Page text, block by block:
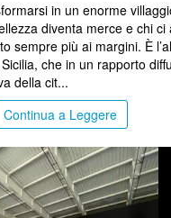
in un enorme
diventa merce e chi ci
sempre più ai margini. È
che in un rapporto
della cit...
Continua a Leggere